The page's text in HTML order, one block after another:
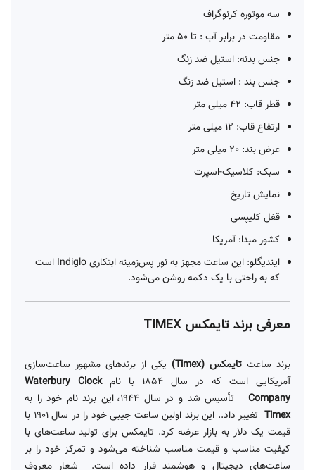
سه موتوره کرنوگراف
مقاومت در برابر آب : تا 50 متر
جنس بدنه: استیل ضد زنگ
جنس بند : استیل ضد زنگ
قطر قاب: 42 میلی متر
ارتفاع قاب: 12 میلی متر
عرض بند: 20 میلی متر
سبک: کلاسیک-اسپرت
نمایش تاریخ
قفل کلیپسی
کشور مبدا: آمریکا
ایندیگلو: این ساعت مجهز به نور پس‌زمینه ابتکاری Indiglo است
که به راحتی با یک دکمه روشن می‌شود.
معرفی برند تایمکس TIMEX
برند ساعت تایمکس (Timex)
یکی از برندهای مشهور ساعت‌سازی
آمریکایی است که در سال 1854 با نام
Waterbury Clock
Company
تأسیس شد و در سال 1944، این برند نام خود را به
Timex
تغییر داد.. این برند اولین ساعت جیبی خود را در سال 1901 با
قیمت یک دلار به بازار عرضه کرد. تایمکس برای تولید ساعت‌های با
کیفیت مناسب و قیمت مناسب شناخته می‌شود و تمرکز خود را بر
ساعت‌های دیجیتال و هوشمند قرار داده است. شعار معروف